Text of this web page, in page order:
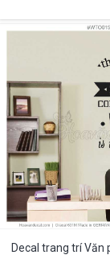
Decal trang trí Văn